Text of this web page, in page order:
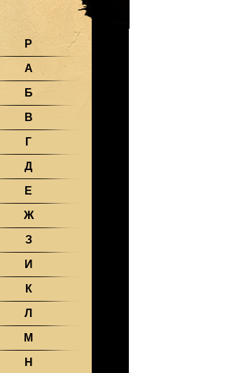
Р
А
Б
В
Г
Д
Е
Ж
З
И
К
Л
М
Н